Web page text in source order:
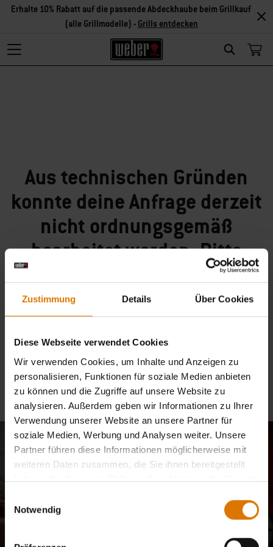
Zustimmung Details Über Cookies
Diese Webseite verwendet Cookies
Wir verwenden Cookies, um Inhalte und Anzeigen zu
personalisieren, Funktionen für soziale Medien anbieten
zu können und die Zugriffe auf unsere Website zu
analysieren. Außerdem geben wir Informationen zu Ihrer
Verwendung unserer Website an unsere Partner für
soziale Medien, Werbung und Analysen weiter. Unsere
Partner führen diese Informationen möglicherweise mit
weiteren Daten zusammen, die Sie ihnen bereitgestellt
haben oder die sie im Rahmen Ihrer Nutzung der Dienste
Notwendig
Search
Erhalte 10% Rabatt auf die passende Abdeckhaube beim Grillkauf
(alle Grillmodelle) - Grills entdecken
Aus technischen Gründen
konnte deine Anfrage derzeit
nicht ordnungsgemäß
bearbeitet werden. Bitte
entschuldige die
Unannehmlichkeit.
Melde dich zu unserer
Community an: 10% Rabatt